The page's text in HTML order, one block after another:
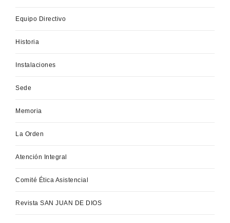
Equipo Directivo
Historia
Instalaciones
Sede
Memoria
La Orden
Atención Integral
Comité Ética Asistencial
Revista SAN JUAN DE DIOS